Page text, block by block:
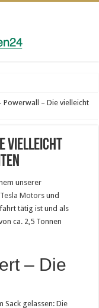
Powerwall – Die vielleicht
vielleicht
unserer
Tesla Motors und
tätig ist und als
ca. 2,5 Tonnen
– Die
Sack gelassen: Die